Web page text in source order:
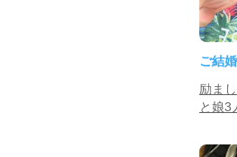
ご結婚
励ま
と娘3